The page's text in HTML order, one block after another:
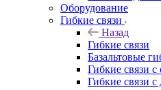
Оборудование
Гибкие связи
Назад
Гибкие связи
Базальтовые
Гибкие связи
Гибкие связи